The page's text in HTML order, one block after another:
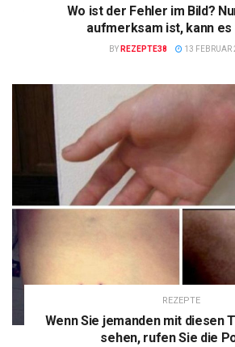
Wo ist der Fehler im Bild?
aufmerksam ist, kann es
BY REZEPTE38 13 FEBRUAR
REZEPTE
Wenn Sie jemanden mit diesen
sehen, rufen Sie die